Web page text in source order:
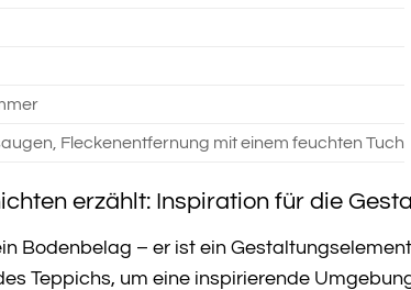
Fleckenentfernung mit einem feuchten Tuch
erzählt: Inspiration für die
Bodenbelag – er ist ein
Teppichs, um eine inspirierende